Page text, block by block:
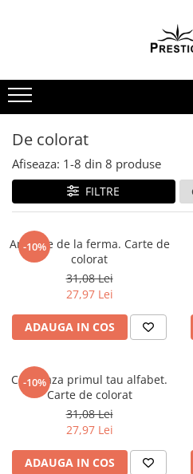
Noutati
Promotii
Spiritualitate - Ezoterism
AngelConnection
Arte Divinatorii
Chiromantie
Dezvoltare Spirituala
KidConnection
Minte Corp
New Illuminati Files
Numerologie
Paranormal
Parapsihologie
Audiobook
De colorat
Afiseaza: 1-8 din 8 produse
FILTRE
-10%
Animale de la ferma. Carte de
colorat
31,08 Lei
27,97 Lei
ADAUGA IN COS
-10%
Coloreaza primul tau alfabet.
Carte de colorat
31,08 Lei
27,97 Lei
ADAUGA IN COS